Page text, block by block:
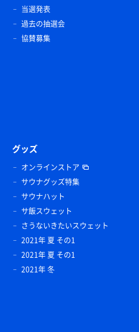
当選発表
過去の抽選会
協賛募集
グッズ
オンラインストア
サウナグッズ特集
サウナハット
サ飯スウェット
さうないきたいスウェット
2021年 夏 その1
2021年 夏 その1
2021年 冬